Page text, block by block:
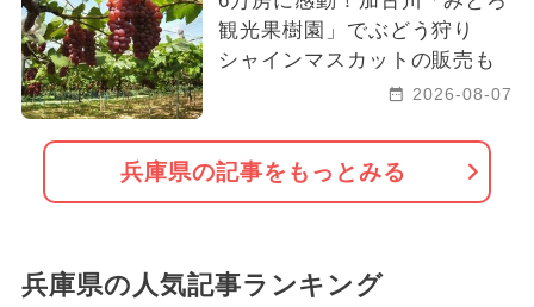
観光果樹園」でぶどう狩り
シャインマスカットの販売も
2026-08-07
兵庫県の記事をもっとみる
兵庫県の人気記事ランキング